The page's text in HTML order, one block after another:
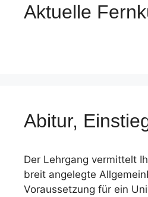
Aktuelle
Abitur,
Der Lehrgang vermittelt
breit angelegte
Voraussetzung für ein